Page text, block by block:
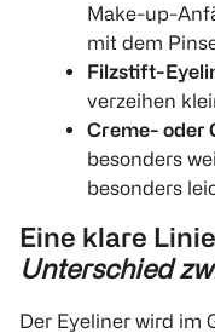
Make-up-
mit dem
Filzstift-
verzeihen
Creme- oder
besonders
besonders
Eine klare
Unterschied
Der Eyeliner wird im